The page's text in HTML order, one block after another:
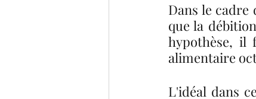
Dans le cadre
que la
hypothèse, il
alimentaire
L'idéal dans